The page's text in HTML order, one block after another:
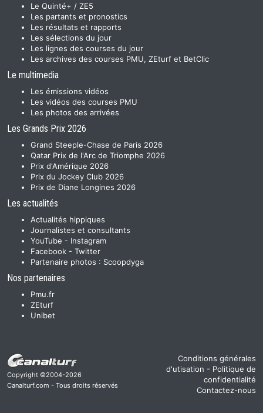
Le Quinté+ / ZE5
Les partants et pronostics
Les résultats et rapports
Les sélections du jour
Les lignes des courses du jour
Les archives des courses PMU, ZEturf et BetClic
Le multimedia
Les émissions vidéos
Les vidéos des courses PMU
Les photos des arrivées
Les Grands Prix 2026
Grand Steeple-Chase de Paris 2026
Qatar Prix de l'Arc de Triomphe 2026
Prix d'Amérique 2026
Prix du Jockey Club 2026
Prix de Diane Longines 2026
Les actualités
Actualités hippiques
Journalistes et consultants
YouTube - Instagram
Facebook - Twitter
Partenaire photos : Scoopdyga
Nos partenaires
Pmu.fr
ZEturf
Unibet
Copyright ©2004-2026
Canalturf.com - Tous droits réservés
Conditions générales
d'utisation - Politique de
confidentialité
Contactez-nous